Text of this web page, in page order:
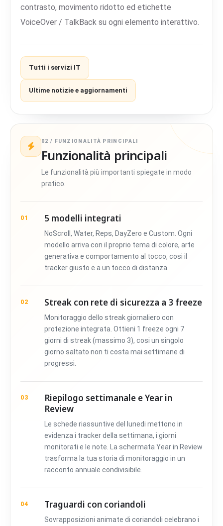
contrasto, movimento ridotto ed etichette
VoiceOver / TalkBack su ogni elemento interattivo.
Tutti i servizi IT
Ultime notizie e aggiornamenti
02 / FUNZIONALITÀ PRINCIPALI
Funzionalità principali
Le funzionalità più importanti spiegate in modo
pratico.
01 5 modelli integrati
NoScroll, Water, Reps, DayZero e Custom. Ogni
modello arriva con il proprio tema di colore, arte
generativa e comportamento al tocco, cosi il
tracker giusto e a un tocco di distanza.
02 Streak con rete di sicurezza a 3 freeze
Monitoraggio dello streak giornaliero con
protezione integrata. Ottieni 1 freeze ogni 7
giorni di streak (massimo 3), cosi un singolo
giorno saltato non ti costa mai settimane di
progressi.
03
Riepilogo settimanale e Year in
Review
Le schede riassuntive del lunedi mettono in
evidenza i tracker della settimana, i giorni
monitorati e le note. La schermata Year in Review
trasforma la tua storia di monitoraggio in un
racconto annuale condivisibile.
04 Traguardi con coriandoli
Sovrapposizioni animate di coriandoli celebrano i